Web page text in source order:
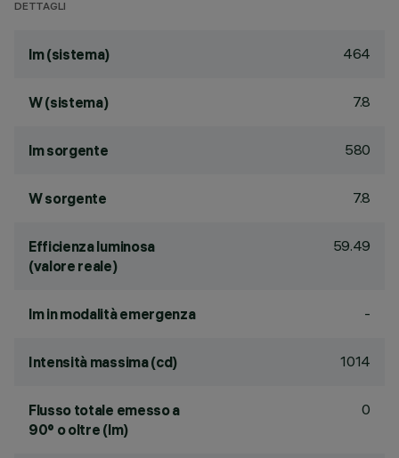
DETTAGLI
lm (sistema) 464
W (sistema) 7.8
lm sorgente 580
W sorgente 7.8
Efficienza luminosa
(valore reale)
59.49
lm in modalità emergenza -
Intensità massima (cd) 1014
Flusso totale emesso a
90° o oltre (lm)
0